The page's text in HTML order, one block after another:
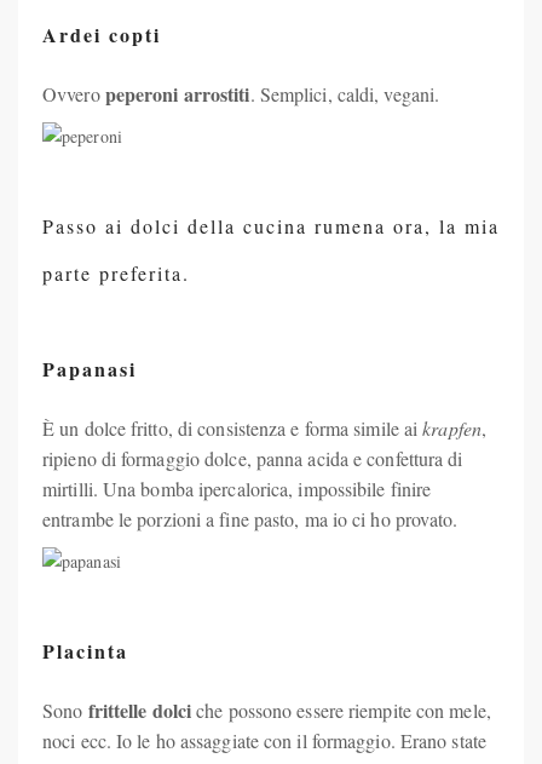
Ardei copti
Ovveropeperoni arrostiti. Semplici, caldi, vegani.
Passo ai dolci della cucina rumena ora, la mia
parte preferita.
Papanasi
È un dolce fritto, di consistenza e forma simile aikrapfen,
ripieno di formaggio dolce, panna acida e confettura di
mirtilli. Una bomba ipercalorica, impossibile finire
entrambe le porzioni a fine pasto, ma io ci ho provato.
Placinta
Sono frittelle dolciche possono essere riempite con mele,
noci ecc. Io le ho assaggiate con il formaggio. Erano state